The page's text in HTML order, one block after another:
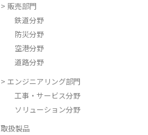
> 販売部門
鉄道分野
防災分野
空港分野
道路分野
> エンジニアリング部門
工事・サービス分野
ソリューション分野
取扱製品